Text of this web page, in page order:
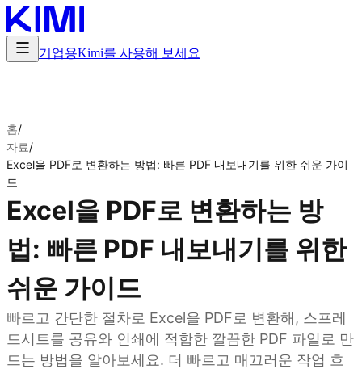
기업용Kimi를 사용해 보세요
홈/
자료/
Excel을 PDF로 변환하는 방법: 빠른 PDF 내보내기를 위한 쉬운 가이
드
Excel을 PDF로 변환하는 방
법: 빠른 PDF 내보내기를 위한
쉬운 가이드
빠르고 간단한 절차로 Excel을 PDF로 변환해, 스프레
드시트를 공유와 인쇄에 적합한 깔끔한 PDF 파일로 만
드는 방법을 알아보세요. 더 빠르고 매끄러운 작업 흐